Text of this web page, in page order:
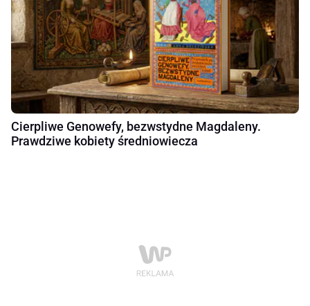
Cierpliwe Genowefy, bezwstydne Magdaleny.
Prawdziwe kobiety średniowiecza